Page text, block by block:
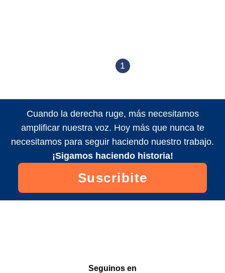
1
Cuando la derecha ruge, más necesitamos
amplificar nuestra voz. Hoy más que nunca te
necesitamos para seguir haciendo nuestro trabajo.
¡Sigamos haciendo historia!
Suscribite
Seguinos en